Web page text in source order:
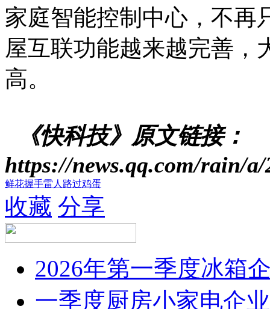
家庭智能控制中心，不再
屋互联功能越来越完善，
高。
《快科技》原文链接：
https://news.qq.com/rain/
鲜花握手雷人 路过鸡蛋
收藏 分享
2026年第一季度冰箱
一季度厨房小家电企